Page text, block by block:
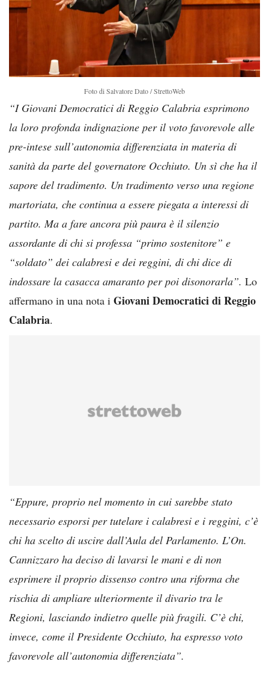
Foto di Salvatore Dato / StrettoWeb
“I Giovani Democratici di Reggio Calabria esprimono
la loro profonda indignazione per il voto favorevole alle
pre-intese sull’autonomia differenziata in materia di
sanità da parte del governatore Occhiuto. Un sì che ha il
sapore del tradimento. Un tradimento verso una regione
martoriata, che continua a essere piegata a interessi di
partito. Ma a fare ancora più paura è il silenzio
assordante di chi si professa “primo sostenitore” e
“soldato” dei calabresi e dei reggini, di chi dice di
indossare la casacca amaranto per poi disonorarla”. Lo
affermano in una nota i Giovani Democratici di Reggio
Calabria.
“Eppure, proprio nel momento in cui sarebbe stato
necessario esporsi per tutelare i calabresi e i reggini, c’è
chi ha scelto di uscire dall’Aula del Parlamento. L’On.
Cannizzaro ha deciso di lavarsi le mani e di non
esprimere il proprio dissenso contro una riforma che
rischia di ampliare ulteriormente il divario tra le
Regioni, lasciando indietro quelle più fragili. C’è chi,
invece, come il Presidente Occhiuto, ha espresso voto
favorevole all’autonomia differenziata”.